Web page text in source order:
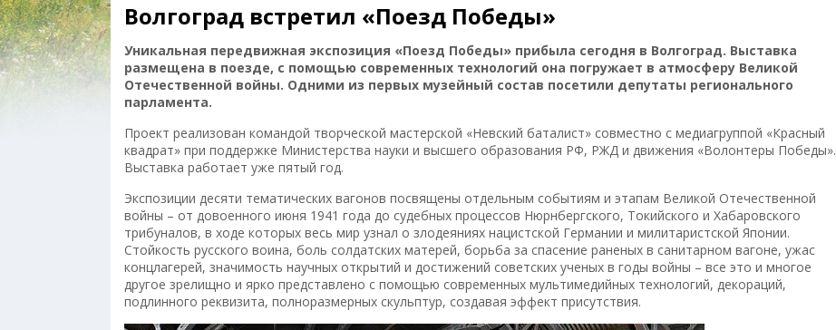
Волгоград встретил «Поезд Победы»
Уникальная передвижная экспозиция «Поезд Победы» прибыла сегодня в Волгоград. Выставка
размещена в поезде, с помощью современных технологий она погружает в атмосферу Великой
Отечественной войны. Одними из первых музейный состав посетили депутаты регионального
парламента.
Проект реализован командой творческой мастерской «Невский баталист» совместно с медиагруппой «Красный
квадрат» при поддержке Министерства науки и высшего образования РФ, РЖД и движения «Волонтеры Победы».
Выставка работает уже пятый год.
Экспозиции десяти тематических вагонов посвящены отдельным событиям и этапам Великой Отечественной
войны – от довоенного июня 1941 года до судебных процессов Нюрнбергского, Токийского и Хабаровского
трибуналов, в ходе которых весь мир узнал о злодеяниях нацистской Германии и милитаристской Японии.
Стойкость русского воина, боль солдатских матерей, борьба за спасение раненых в санитарном вагоне, ужас
концлагерей, значимость научных открытий и достижений советских ученых в годы войны – все это и многое
другое зрелищно и ярко представлено с помощью современных мультимедийных технологий, декораций,
подлинного реквизита, полноразмерных скульптур, создавая эффект присутствия.